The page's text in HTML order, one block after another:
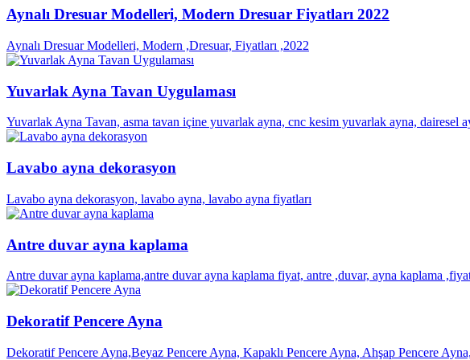
Aynalı Dresuar Modelleri, Modern Dresuar Fiyatları 2022
Aynalı Dresuar Modelleri, Modern ,Dresuar, Fiyatları ,2022
Yuvarlak Ayna Tavan Uygulaması
Yuvarlak Ayna Tavan, asma tavan içine yuvarlak ayna, cnc kesim yuvarlak ayna, dairesel
Lavabo ayna dekorasyon
Lavabo ayna dekorasyon, lavabo ayna, lavabo ayna fiyatları
Antre duvar ayna kaplama
Antre duvar ayna kaplama,antre duvar ayna kaplama fiyat, antre ,duvar, ayna kaplama
Dekoratif Pencere Ayna
Dekoratif Pencere Ayna,Beyaz Pencere Ayna, Kapaklı Pencere Ayna, Ahşap Pencere